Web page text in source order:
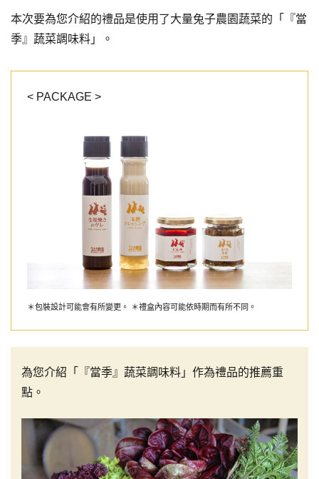
< PACKAGE >
＊包裝設計可能會有所變更。 ＊禮盒內容可能依時期而有所不同。
本次要為您介紹的禮品是使用了大量兔子農園蔬菜的「『當
季』蔬菜調味料」。
為您介紹「『當季』蔬菜調味料」作為禮品的推薦重
點。